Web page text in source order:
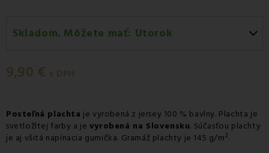
Skladom. Môžete mať: Utorok
Utorok 11.08
Utorok 11.08 - Osobný odber v odbernom mieste GLS
Streda 12.08
-Packeta doručenie kuriérom na adresu
9,90 € s DPH
Posteľná plachta je vyrobená z jersey 100 % bavlny. Plachta je
svetložltej farby a je vyrobená na Slovensku. Súčasťou plachty
je aj všitá napínacia gumička. Gramáž plachty je 145 g/m2.